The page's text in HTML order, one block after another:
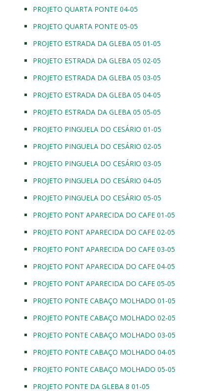
PROJETO QUARTA PONTE 04-05
PROJETO QUARTA PONTE 05-05
PROJETO ESTRADA DA GLEBA 05 01-05
PROJETO ESTRADA DA GLEBA 05 02-05
PROJETO ESTRADA DA GLEBA 05 03-05
PROJETO ESTRADA DA GLEBA 05 04-05
PROJETO ESTRADA DA GLEBA 05 05-05
PROJETO PINGUELA DO CESÁRIO 01-05
PROJETO PINGUELA DO CESÁRIO 02-05
PROJETO PINGUELA DO CESÁRIO 03-05
PROJETO PINGUELA DO CESÁRIO 04-05
PROJETO PINGUELA DO CESÁRIO 05-05
PROJETO PONT APARECIDA DO CAFE 01-05
PROJETO PONT APARECIDA DO CAFE 02-05
PROJETO PONT APARECIDA DO CAFE 03-05
PROJETO PONT APARECIDA DO CAFE 04-05
PROJETO PONT APARECIDA DO CAFE 05-05
PROJETO PONTE CABAÇO MOLHADO 01-05
PROJETO PONTE CABAÇO MOLHADO 02-05
PROJETO PONTE CABAÇO MOLHADO 03-05
PROJETO PONTE CABAÇO MOLHADO 04-05
PROJETO PONTE CABAÇO MOLHADO 05-05
PROJETO PONTE DA GLEBA 8 01-05